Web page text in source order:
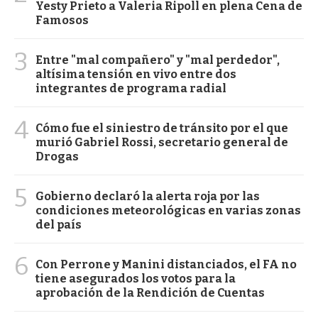
Yesty Prieto a Valeria Ripoll en plena Cena de
Famosos
3
Entre "mal compañero" y "mal perdedor",
altísima tensión en vivo entre dos
integrantes de programa radial
4 Cómo fue el siniestro de tránsito por el que
murió Gabriel Rossi, secretario general de
Drogas
5
Gobierno declaró la alerta roja por las
condiciones meteorológicas en varias zonas
del país
6
Con Perrone y Manini distanciados, el FA no
tiene asegurados los votos para la
aprobación de la Rendición de Cuentas